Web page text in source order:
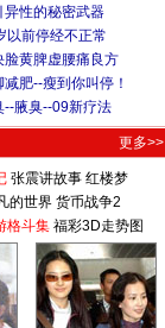
异性的秘密武器
以前停经不正常
脸黄脾虚腰痛良方
减肥--瘦到你叫停！
--腋臭--09新疗法
更多>>
张震讲故事 红楼梦
的世界 货币战争2
格斗集 福彩3D走势图